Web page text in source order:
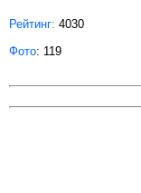
Рейтинг: 4030
Фото: 119